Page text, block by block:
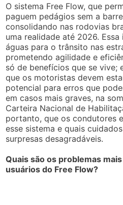
O sistema Free Flow, que
paguem pedágios sem a
consolidando nas rodovias
uma realidade até 2026.
águas para o trânsito nas
prometendo agilidade e
só de benefícios que se vive;
que os motoristas devem
potencial para erros que
em casos mais graves, na
Carteira Nacional de
portanto, que os condutores
esse sistema e quais
surpresas desagradáveis.
Quais são os problemas
usuários do Free Flow?